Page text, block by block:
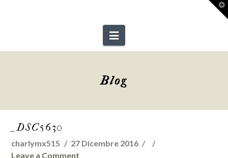
Navigation
Blog
_DSC5630
charlymx515
27 Dicembre 2016
Leave a Comment